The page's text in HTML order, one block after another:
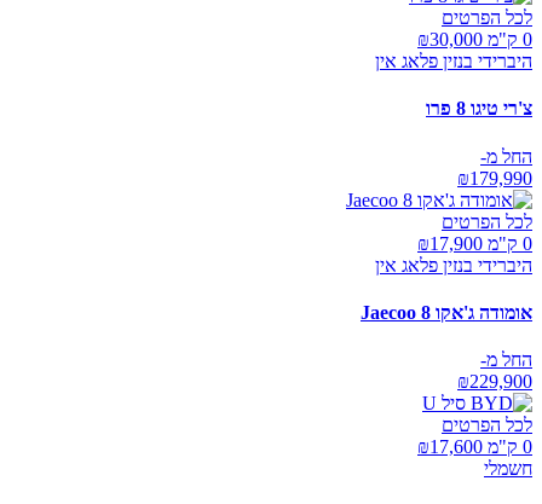
לכל הפרטים
0 ק"מ ₪
30,000
היברידי בנזין פלאג אין
צ'רי טיגו 8 פרו
החל מ-
₪179,990
לכל הפרטים
0 ק"מ ₪
17,900
היברידי בנזין פלאג אין
אומודה ג'אקו Jaecoo 8
החל מ-
₪229,900
לכל הפרטים
0 ק"מ ₪
17,600
חשמלי